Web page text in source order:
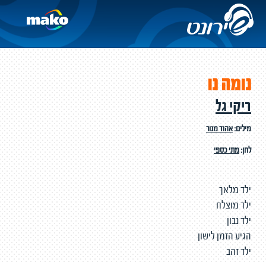
נומה נו
ריקי גל
מילים:אהוד מנור
לחן:מתי כספי
ילד מלאך
ילד מוצלח
ילד נבון
הגיע הזמן לישון
ילד זהב